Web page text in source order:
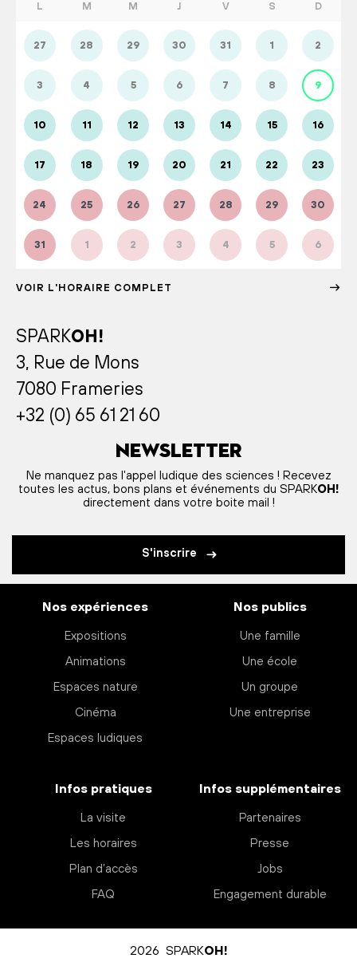
L M M J V S D
27 28 29 30 31 1 2
3 4 5 6 7 8 9
10 11 12 13 14 15 16
17 18 19 20 21 22 23
24 25 26 27 28 29 30
31 1 2 3 4 5 6
VOIR L'HORAIRE COMPLET
SPARKOH!
3, Rue de Mons
7080 Frameries
+32 (0) 65 61 21 60
Newsletter
Ne manquez pas l'appel ludique des sciences ! Recevez
toutes les actus, bons plans et événements du SPARKOH!
directement dans votre boite mail !
S'inscrire
Nos expériences
Expositions
Animations
Espaces nature
Cinéma
Espaces ludiques
Nos publics
Une famille
Une école
Un groupe
Une entreprise
Infos pratiques
La visite
Les horaires
Plan d’accès
FAQ
Infos supplémentaires
Partenaires
Presse
Jobs
Engagement durable
2026 SPARKOH!